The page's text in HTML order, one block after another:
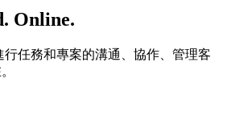
Online.
任務和專案的溝通、協作、管理客